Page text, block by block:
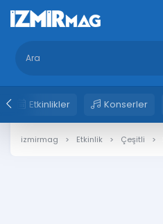
Etkinlikler Konserler
izmirmag Etkinlik Çeşitli